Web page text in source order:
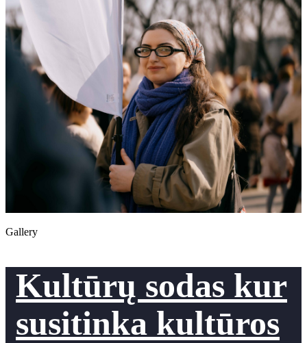
Gallery
Kultūrų sodas kur
susitinka kultūros